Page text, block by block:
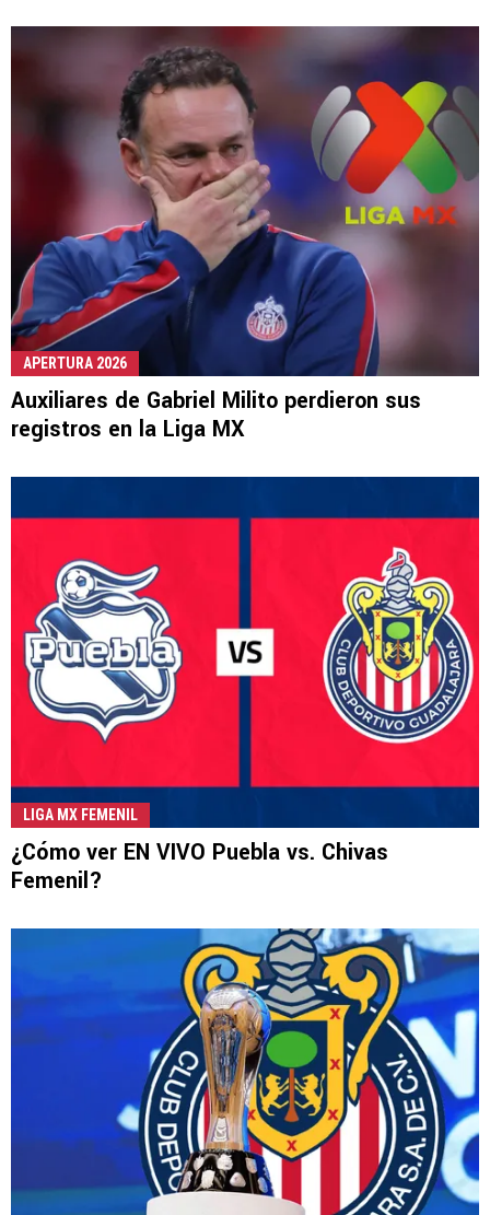
APERTURA 2026
Auxiliares de Gabriel Milito perdieron sus
registros en la Liga MX
LIGA MX FEMENIL
¿Cómo ver EN VIVO Puebla vs. Chivas
Femenil?